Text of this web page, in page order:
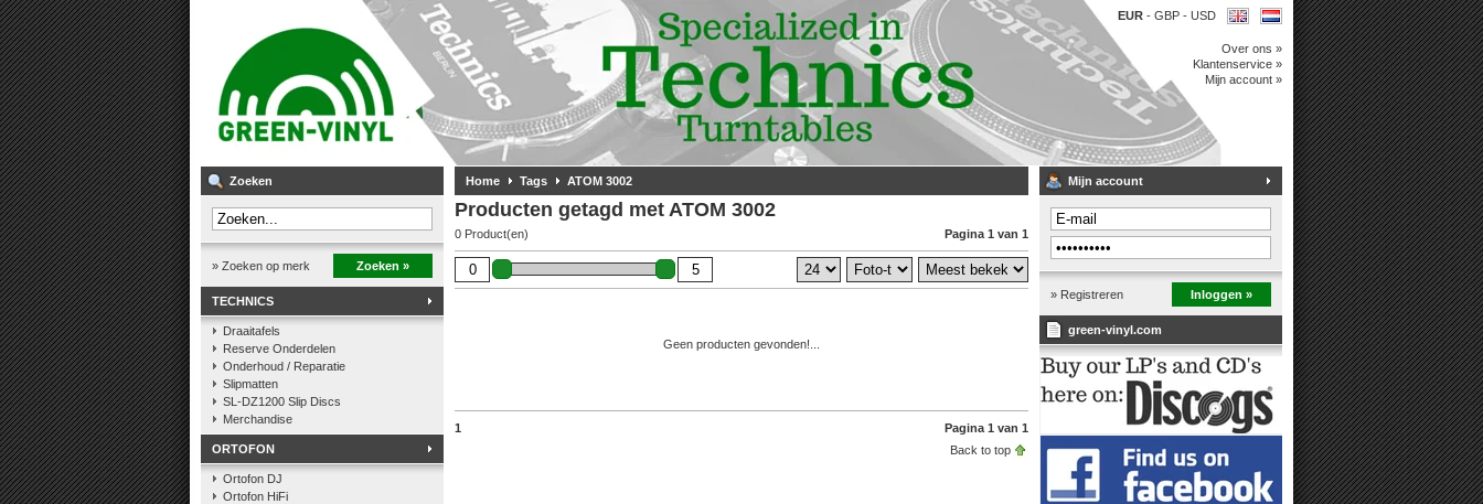
EUR - GBP - USD
Over ons »
Klantenservice »
Mijn account »
Zoeken
» Zoeken op merk Zoeken »
TECHNICS
Draaitafels
Reserve Onderdelen
Onderhoud / Reparatie
Slipmatten
SL-DZ1200 Slip Discs
Merchandise
ORTOFON
Ortofon DJ
Ortofon HiFi
Home Tags ATOM 3002
Producten getagd met ATOM 3002
0 Product(en) Pagina 1 van 1
Geen producten gevonden!...
1
Pagina 1 van 1
Back to top
Mijn account
» Registreren Inloggen »
green-vinyl.com